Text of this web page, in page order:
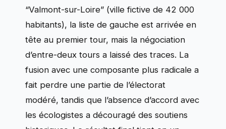
“Valmont-sur-Loire” (ville fictive de 42 000
habitants), la liste de gauche est arrivée en
tête au premier tour, mais la négociation
d’entre-deux tours a laissé des traces. La
fusion avec une composante plus radicale a
fait perdre une partie de l’électorat
modéré, tandis que l’absence d’accord avec
les écologistes a découragé des soutiens